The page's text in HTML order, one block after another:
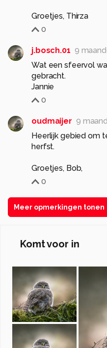
Groetjes, Thirza
0
j.bosch.01 9
Wat een sfeervol
gebracht.
Jannie
0
oudmaijer 9
Heerlijk gebied om
herfst.
Groetjes, Bob,
0
Meer opmerkingen tonen
Komt voor in